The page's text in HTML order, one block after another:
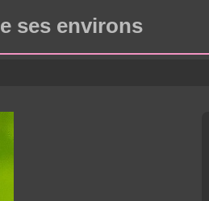
ses environs